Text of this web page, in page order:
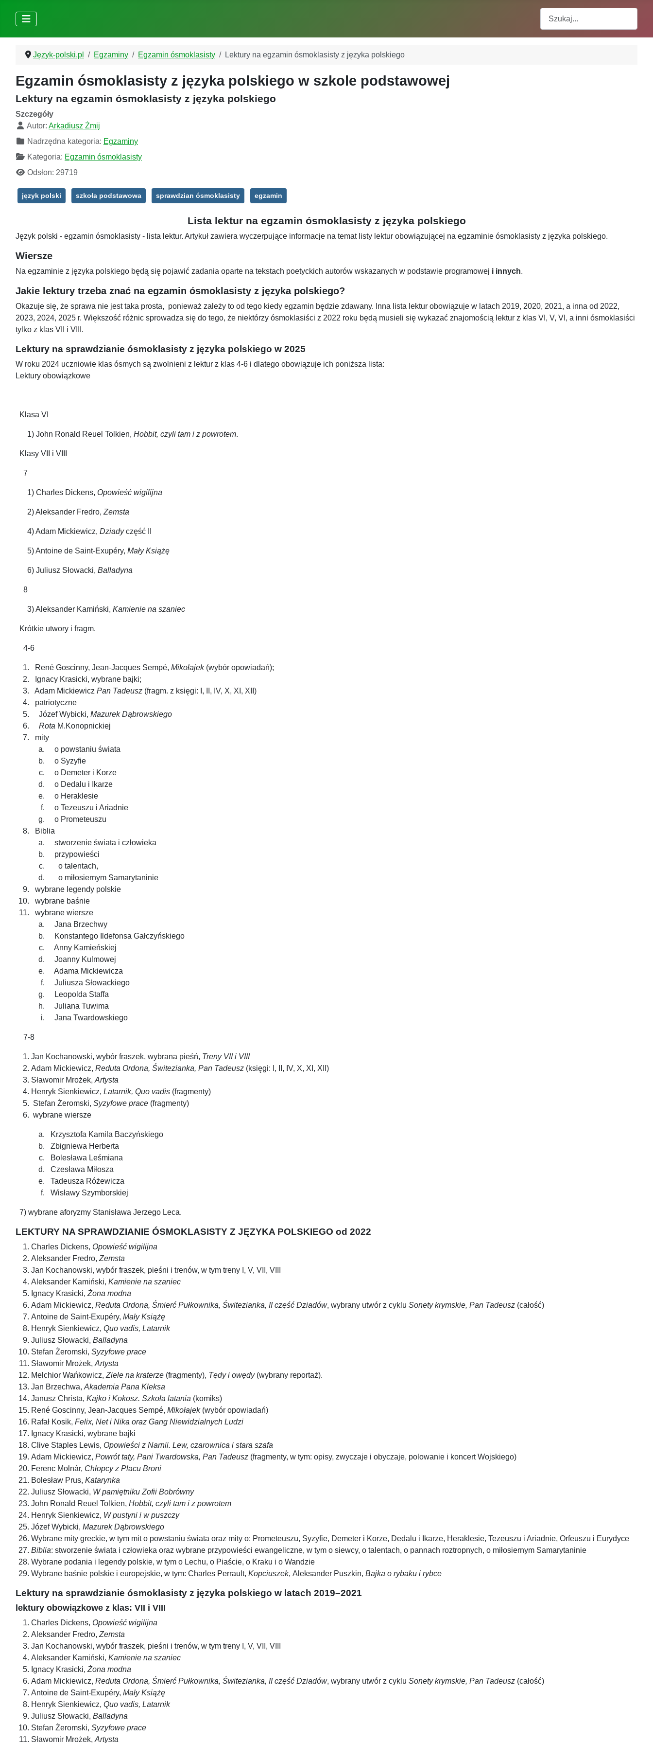
Język-polski.pl Egzaminy Egzamin ósmoklasisty Lektury na egzamin ósmoklasisty z języka polskiego
Egzamin ósmoklasisty z języka polskiego w szkole podstawowej
Lektury na egzamin ósmoklasisty z języka polskiego
Szczegóły
Autor: Arkadiusz Żmij
Nadrzędna kategoria: Egzaminy
Kategoria: Egzamin ósmoklasisty
Odsłon: 29719
język polski szkoła podstawowa sprawdzian ósmoklasisty egzamin
Lista lektur na egzamin ósmoklasisty z języka polskiego
Język polski - egzamin ósmoklasisty - lista lektur. Artykuł zawiera wyczerpujące informacje na temat listy lektur obowiązującej na egzaminie ósmoklasisty z języka polskiego.
Wiersze
Na egzaminie z języka polskiego będą się pojawić zadania oparte na tekstach poetyckich autorów wskazanych w podstawie programowej i innych.
Jakie lektury trzeba znać na egzamin ósmoklasisty z języka polskiego?
Okazuje się, że sprawa nie jest taka prosta, ponieważ zależy to od tego kiedy egzamin będzie zdawany. Inna lista lektur obowiązuje w latach 2019, 2020, 2021, a inna od 2022,
2023, 2024, 2025 r. Większość różnic sprowadza się do tego, że niektórzy ósmoklasiści z 2022 roku będą musieli się wykazać znajomością lektur z klas VI, V, VI, a inni ósmoklasiści
tylko z klas VII i VIII.
Lektury na sprawdzianie ósmoklasisty z języka polskiego w 2025
W roku 2024 uczniowie klas ósmych są zwolnieni z lektur z klas 4-6 i dlatego obowiązuje ich poniższa lista:
Lektury obowiązkowe
Klasa VI
1) John Ronald Reuel Tolkien, Hobbit, czyli tam i z powrotem.
Klasy VII i VIII
7
1) Charles Dickens, Opowieść wigilijna
2) Aleksander Fredro, Zemsta
4) Adam Mickiewicz, Dziadyczęść II
5) Antoine de Saint-Exupéry, Mały Książę
6) Juliusz Słowacki, Balladyna
8
3) Aleksander Kamiński, Kamienie na szaniec
Krótkie utwory i fragm.
4-6
René Goscinny, Jean-Jacques Sempé, Mikołajek (wybór opowiadań);
Ignacy Krasicki, wybrane bajki;
Adam Mickiewicz Pan Tadeusz (fragm. z księgi: I, II, IV, X, XI, XII)
patriotyczne
Józef Wybicki, Mazurek Dąbrowskiego
Rota M.Konopnickiej
mity
o powstaniu świata
o Syzyfie
o Demeter i Korze
o Dedalu i Ikarze
o Heraklesie
o Tezeuszu i Ariadnie
o Prometeuszu
Biblia
stworzenie świata i człowieka
przypowieści
o talentach,
o miłosiernym Samarytaninie
wybrane legendy polskie
wybrane baśnie
wybrane wiersze
Jana Brzechwy
Konstantego Ildefonsa Gałczyńskiego
Anny Kamieńskiej
Joanny Kulmowej
Adama Mickiewicza
Juliusza Słowackiego
Leopolda Staffa
Juliana Tuwima
Jana Twardowskiego
7-8
Jan Kochanowski, wybór fraszek, wybrana pieśń, Treny VII i VIII
Adam Mickiewicz, Reduta Ordona, Świtezianka, Pan Tadeusz (księgi: I, II, IV, X, XI, XII)
Sławomir Mrożek, Artysta
Henryk Sienkiewicz, Latarnik, Quo vadis (fragmenty)
Stefan Żeromski, Syzyfowe prace (fragmenty)
wybrane wiersze
Krzysztofa Kamila Baczyńskiego
Zbigniewa Herberta
Bolesława Leśmiana
Czesława Miłosza
Tadeusza Różewicza
Wisławy Szymborskiej
7) wybrane aforyzmy Stanisława Jerzego Leca.
LEKTURY NA SPRAWDZIANIE ÓSMOKLASISTY Z JĘZYKA POLSKIEGO od 2022
Charles Dickens, Opowieść wigilijna
Aleksander Fredro, Zemsta
Jan Kochanowski, wybór fraszek, pieśni i trenów, w tym treny I, V, VII, VIII
Aleksander Kamiński, Kamienie na szaniec
Ignacy Krasicki, Żona modna
Adam Mickiewicz, Reduta Ordona, Śmierć Pułkownika, Świtezianka, II część Dziadów, wybrany utwór z cyklu Sonety krymskie, Pan Tadeusz (całość)
Antoine de Saint-Exupéry, Mały Książę
Henryk Sienkiewicz, Quo vadis, Latarnik
Juliusz Słowacki, Balladyna
Stefan Żeromski, Syzyfowe prace
Sławomir Mrożek, Artysta
Melchior Wańkowicz, Ziele na kraterze (fragmenty), Tędy i owędy(wybrany reportaż).
Jan Brzechwa, Akademia Pana Kleksa
Janusz Christa, Kajko i Kokosz. Szkoła latania (komiks)
René Goscinny, Jean-Jacques Sempé, Mikołajek (wybór opowiadań)
Rafał Kosik, Felix, Net i Nika oraz Gang Niewidzialnych Ludzi
Ignacy Krasicki, wybrane bajki
Clive Staples Lewis, Opowieści z Narnii. Lew, czarownica i stara szafa
Adam Mickiewicz, Powrót taty, Pani Twardowska, Pan Tadeusz (fragmenty, w tym: opisy, zwyczaje i obyczaje, polowanie i koncert Wojskiego)
Ferenc Molnár, Chłopcy z Placu Broni
Bolesław Prus, Katarynka
Juliusz Słowacki, W pamiętniku Zofii Bobrówny
John Ronald Reuel Tolkien, Hobbit, czyli tam i z powrotem
Henryk Sienkiewicz, W pustyni i w puszczy
Józef Wybicki, Mazurek Dąbrowskiego
Wybrane mity greckie, w tym mit o powstaniu świata oraz mity o: Prometeuszu, Syzyfie, Demeter i Korze, Dedalu i Ikarze, Heraklesie, Tezeuszu i Ariadnie, Orfeuszu i Eurydyce
Biblia: stworzenie świata i człowieka oraz wybrane przypowieści ewangeliczne, w tym o siewcy, o talentach, o pannach roztropnych, o miłosiernym Samarytaninie
Wybrane podania i legendy polskie, w tym o Lechu, o Piaście, o Kraku i o Wandzie
Wybrane baśnie polskie i europejskie, w tym: Charles Perrault, Kopciuszek, Aleksander Puszkin, Bajka o rybaku i rybce
Lektury na sprawdzianie ósmoklasisty z języka polskiego w latach 2019–2021
lektury obowiązkowe z klas: VII i VIII
Charles Dickens, Opowieść wigilijna
Aleksander Fredro, Zemsta
Jan Kochanowski, wybór fraszek, pieśni i trenów, w tym treny I, V, VII, VIII
Aleksander Kamiński, Kamienie na szaniec
Ignacy Krasicki, Żona modna
Adam Mickiewicz, Reduta Ordona, Śmierć Pułkownika, Świtezianka, II część Dziadów, wybrany utwór z cyklu Sonety krymskie, Pan Tadeusz (całość)
Antoine de Saint-Exupéry, Mały Książę
Henryk Sienkiewicz, Quo vadis, Latarnik
Juliusz Słowacki, Balladyna
Stefan Żeromski, Syzyfowe prace
Sławomir Mrożek, Artysta